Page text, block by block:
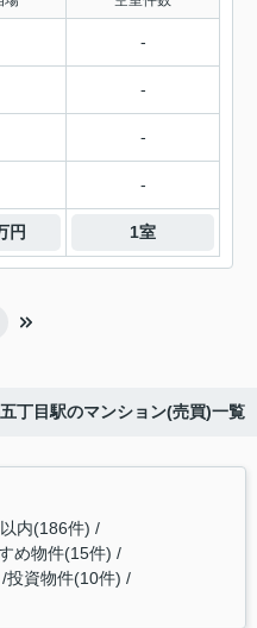
-
-
-
-
円 1室
丁目駅のマンション(売買)一覧
内(186件)
め物件(15件)
投資物件(10件)